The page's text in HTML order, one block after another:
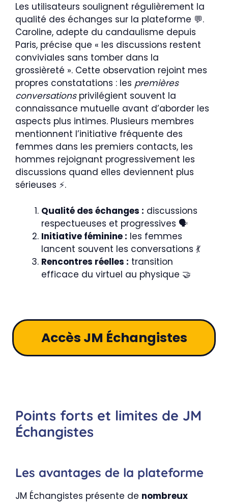
Les utilisateurs soulignent régulièrement la
qualité des échanges sur la plateforme 💬.
Caroline, adepte du candaulisme depuis
Paris, précise que « les discussions restent
conviviales sans tomber dans la
grossièreté ». Cette observation rejoint mes
propres constatations : les premières
conversationsprivilégient souvent la
connaissance mutuelle avant d’aborder les
aspects plus intimes. Plusieurs membres
mentionnent l’initiative fréquente des
femmes dans les premiers contacts, les
hommes rejoignant progressivement les
discussions quand elles deviennent plus
sérieuses ⚡.
Qualité des échanges : discussions
respectueuses et progressives 🗣️
Initiative féminine : les femmes
lancent souvent les conversations 💃
Rencontres réelles : transition
efficace du virtuel au physique 🤝
Accès JM Échangistes
Points forts et limites de JM
Échangistes
Les avantages de la plateforme
JM Échangistes présente de nombreux